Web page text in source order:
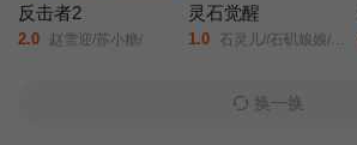
反击者2
2.0 赵雪迎/苏小糖/
灵石觉醒
1.0 石灵儿//石矶娘娘/太白金星/牛魔王/
换一换